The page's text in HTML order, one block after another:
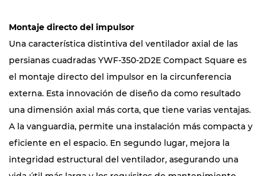
Montaje directo del impulsor
Una característica distintiva del ventilador axial de las
persianas cuadradas YWF-350-2D2E Compact Square es
el montaje directo del impulsor en la circunferencia
externa. Esta innovación de diseño da como resultado
una dimensión axial más corta, que tiene varias ventajas.
A la vanguardia, permite una instalación más compacta y
eficiente en el espacio. En segundo lugar, mejora la
integridad estructural del ventilador, asegurando una